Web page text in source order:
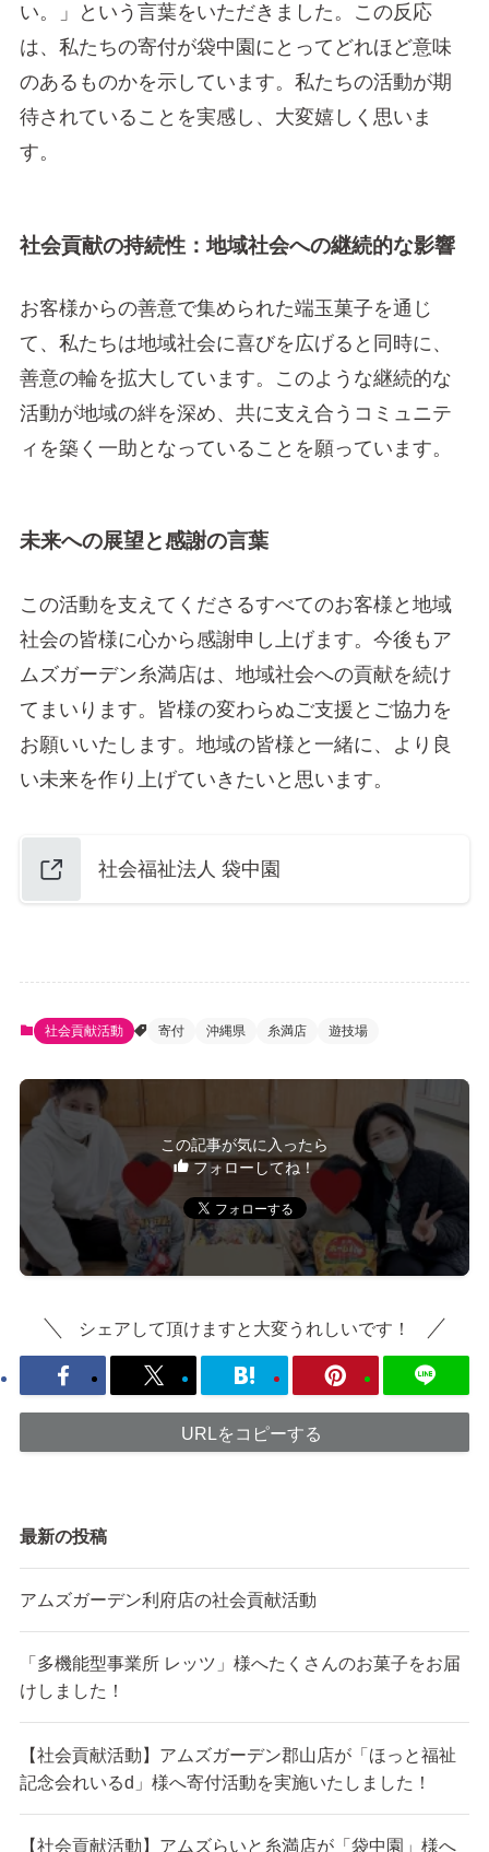
い。」という言葉をいただきました。この反応
は、私たちの寄付が袋中園にとってどれほど意味
のあるものかを示しています。私たちの活動が期
待されていることを実感し、大変嬉しく思いま
す。
社会貢献の持続性：地域社会への継続的な影響
お客様からの善意で集められた端玉菓子を通じ
て、私たちは地域社会に喜びを広げると同時に、
善意の輪を拡大しています。このような継続的な
活動が地域の絆を深め、共に支え合うコミュニテ
ィを築く一助となっていることを願っています。
未来への展望と感謝の言葉
この活動を支えてくださるすべてのお客様と地域
社会の皆様に心から感謝申し上げます。今後もア
ムズガーデン糸満店は、地域社会への貢献を続け
てまいります。皆様の変わらぬご支援とご協力を
お願いいたします。地域の皆様と一緒に、より良
い未来を作り上げていきたいと思います。
社会福祉法人 袋中園
社会貢献活動 寄付 沖縄県 糸満店 遊技場
この記事が気に入ったら
フォローしてね！
シェアして頂けますと大変うれしいです！
URLをコピーする
最新の投稿
アムズガーデン利府店の社会貢献活動
「多機能型事業所 レッツ」様へたくさんのお菓子をお届
けしました！
【社会貢献活動】アムズガーデン郡山店が「ほっと福祉
記念会れいるd」様へ寄付活動を実施いたしました！
【社会貢献活動】アムズらいと糸満店が「袋中園」様へ